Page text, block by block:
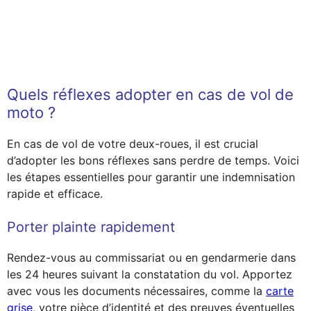
Quels réflexes adopter en cas de vol de
moto ?
En cas de vol de votre deux-roues, il est crucial
d’adopter les bons réflexes sans perdre de temps. Voici
les étapes essentielles pour garantir une indemnisation
rapide et efficace.
Porter plainte rapidement
Rendez-vous au commissariat ou en gendarmerie dans
les 24 heures suivant la constatation du vol. Apportez
avec vous les documents nécessaires, comme la carte
grise, votre pièce d’identité et des preuves éventuelles